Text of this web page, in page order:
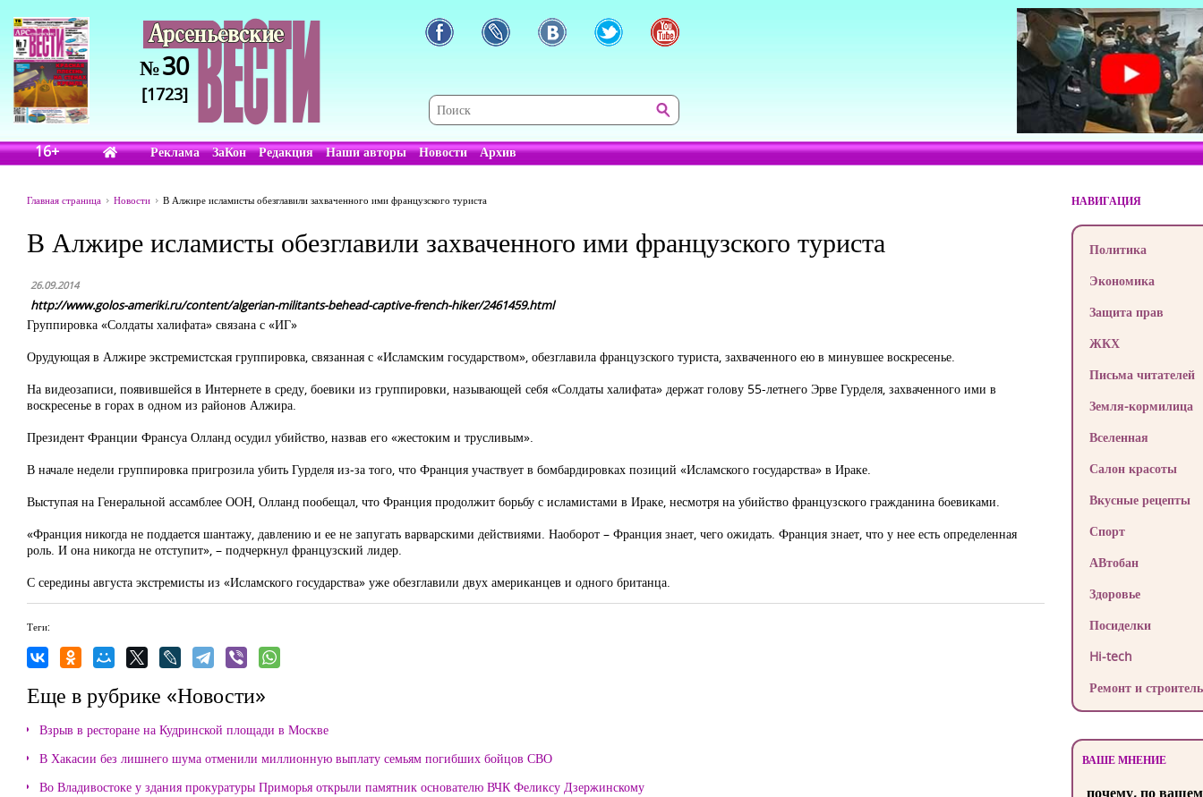
№30
[1723]
16+ Реклама ЗаКон Редакция Наши авторы Новости Архив
Главная страница Новости В Алжире исламисты обезглавили захваченного ими французского туриста
В Алжире исламисты обезглавили захваченного ими французского туриста
26.09.2014
http://www.golos-ameriki.ru/content/algerian-militants-behead-captive-french-hiker/2461459.html
Группировка «Солдаты халифата» связана с «ИГ»
Орудующая в Алжире экстремистская группировка, связанная с «Исламским государством», обезглавила французского туриста, захваченного ею в минувшее воскресенье.
На видеозаписи, появившейся в Интернете в среду, боевики из группировки, называющей себя «Солдаты халифата» держат голову 55-летнего Эрве Гурделя, захваченного ими в
воскресенье в горах в одном из районов Алжира.
Президент Франции Франсуа Олланд осудил убийство, назвав его «жестоким и трусливым».
В начале недели группировка пригрозила убить Гурделя из-за того, что Франция участвует в бомбардировках позиций «Исламского государства» в Ираке.
Выступая на Генеральной ассамблее ООН, Олланд пообещал, что Франция продолжит борьбу с исламистами в Ираке, несмотря на убийство французского гражданина боевиками.
«Франция никогда не поддается шантажу, давлению и ее не запугать варварскими действиями. Наоборот – Франция знает, чего ожидать. Франция знает, что у нее есть определенная
роль. И она никогда не отступит», – подчеркнул французский лидер.
С середины августа экстремисты из «Исламского государства» уже обезглавили двух американцев и одного британца.
Теги:
Еще в рубрике «Новости»
Взрыв в ресторане на Кудринской площади в Москве
В Хакасии без лишнего шума отменили миллионную выплату семьям погибших бойцов СВО
Во Владивостоке у здания прокуратуры Приморья открыли памятник основателю ВЧК Феликсу Дзержинскому
НАВИГАЦИЯ
Политика
Экономика
Защита прав
ЖКХ
Письма читателей
Земля-кормилица
Вселенная
Салон красоты
Вкусные рецепты
Спорт
АВтобан
Здоровье
Посиделки
Hi-tech
Ремонт и
ВАШЕ МНЕНИЕ
почему, по